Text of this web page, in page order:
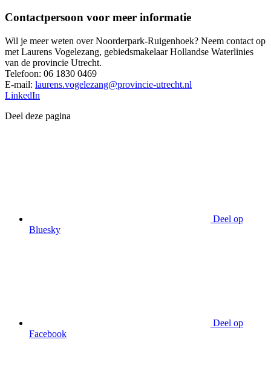
Contactpersoon voor meer informatie
Wil je meer weten over Noorderpark-Ruigenhoek? Neem contact op
met Laurens Vogelezang, gebiedsmakelaar Hollandse Waterlinies
van de provincie Utrecht.
Telefoon: 06 1830 0469
E-mail: laurens.vogelezang@provincie-utrecht.nl
LinkedIn
Deel deze pagina
Deel op
Bluesky
Deel op
Facebook